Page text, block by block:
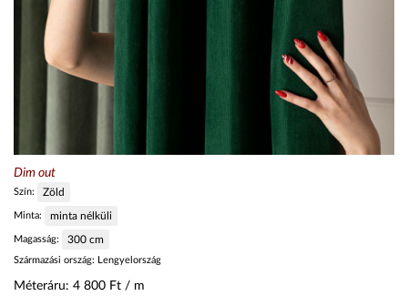
Dim out
Szín: Zöld
Minta: minta nélküli
Magasság: 300 cm
Származási ország: Lengyelország
Méteráru: 4 800 Ft / m